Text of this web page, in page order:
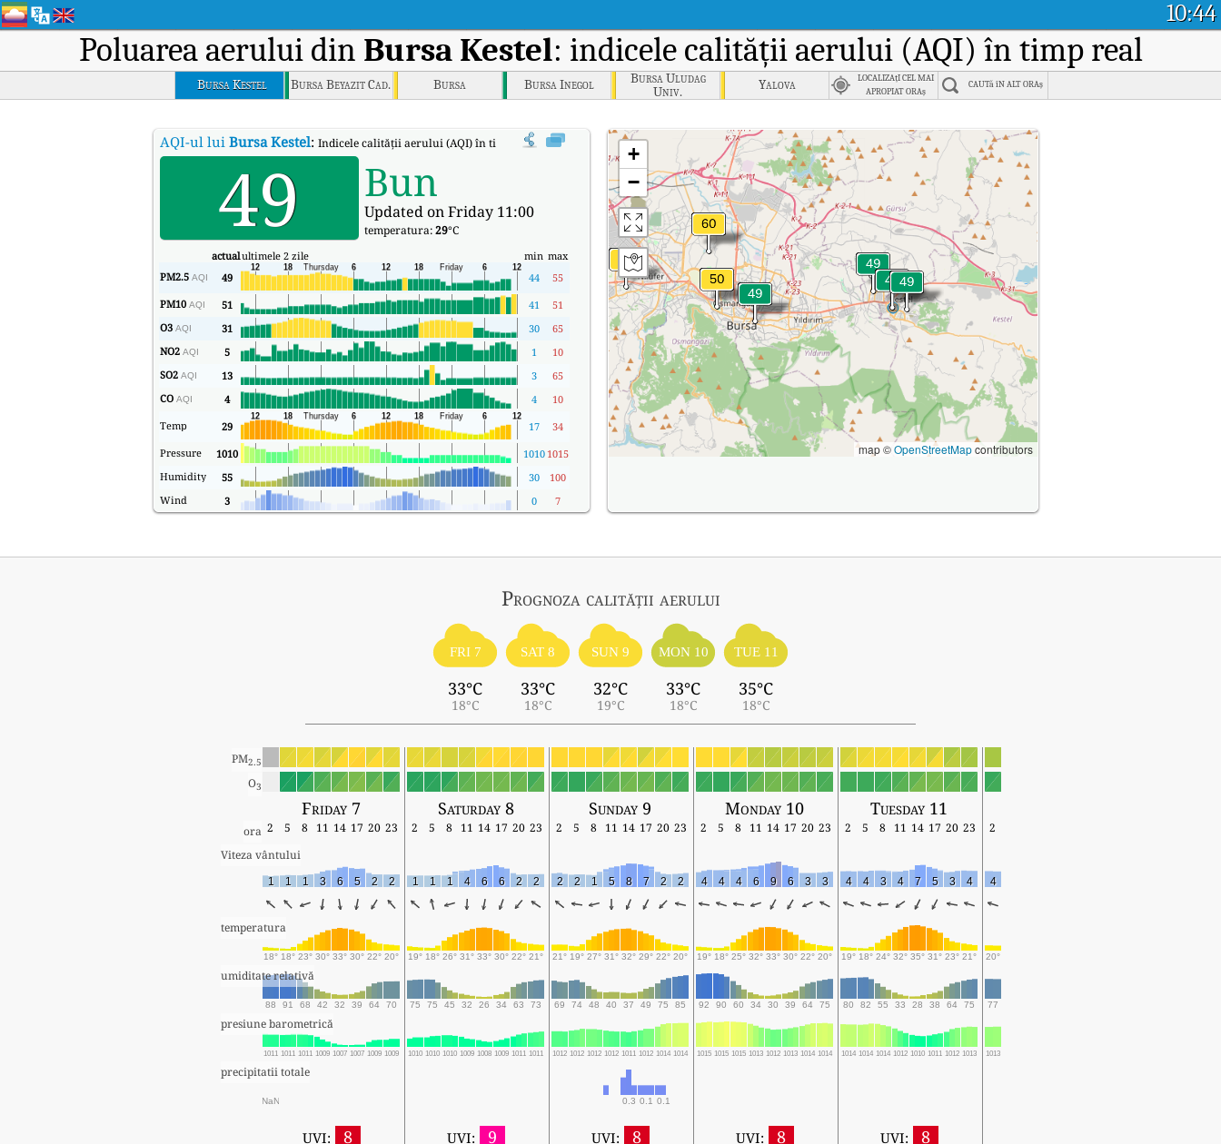
10:44
Poluarea aerului din Bursa Kestel: indicele calității aerului (AQI) în timp real
Bursa Kestel Bursa Beyazit Cad. Bursa Bursa Inegol
Bursa Uludag
Univ.
Yalova
LOCALIZAțI CEL MAI
APROPIAT ORAș
CAUTă îN ALT ORAș
AQI-ul lui Bursa Kestel: Indicele calității aerului (AQI) în timp real al lui Bursa Kestel.
49 Bun
Updated on Friday 11:00
temperatura:29°C
actualultimele 2 zile min max
PM2.5 AQI 49 44
55
PM10 AQI 51 41
51
O3 AQI 31 30
65
NO2 AQI 5 1
10
SO2 AQI 13 3
65
CO AQI 4 4
10
Temp
29 17
34
Pressure
1010 1010 1015
Humidity
55 30
100
Wind
3 0 7
+
−
map ©OpenStreetMapcontributors
Prognoza calității aerului
FRI 7
33°C
18°C
SAT 8
33°C
18°C
SUN 9
32°C
19°C
MON 10
33°C
18°C
TUE 11
35°C
18°C
PM2.5
O3
Friday 7 Saturday 8 Sunday 9 Monday 10 Tuesday 11
ora 2 5 8 11 14 17 20 23 2 5 8 11 14 17 20 23 2 5 8 11 14 17 20 23 2 5 8 11 14 17 20 23 2 5 8 11 14 17 20 23
2
Viteza vântului
1 1 1 3 6 5 2 2 1 1 1 4 6 6 2 2 2 2 1 5 8 7 2 2 4 4 4 6 9 6 3 3 4 4 3 4 7 5 3 4 4
temperatura
18° 18° 23° 30° 33° 30° 22° 20° 19° 18° 26° 31° 33° 30° 22° 21° 21° 19° 27° 31° 32° 29° 22° 20° 19° 18° 25° 32° 33° 30° 22° 20° 19° 18° 24° 32° 35° 31° 23° 21° 20°
umiditate relativă
88 91 68 42 32 39 64 70 75 75 45 32 26 34 63 73 69 74 48 40 37 49 75 85 92 90 60 34 30 39 64 75 80 82 55 33 28 38 64 75 77
presiune barometrică
1011 1011 1011 1009 1007 1007 1009 1009 1010 1010 1010 1009 1008 1009 1011 1011 1012 1012 1012 1012 1011 1012 1014 1014 1015 1015 1015 1013 1012 1013 1014 1014 1014 1014 1014 1012 1010 1011 1012 1013 1013
precipitatii totale
NaN 0.3 0.1 0.1
UVI: 8 UVI: 9 UVI: 8 UVI: 8 UVI: 8